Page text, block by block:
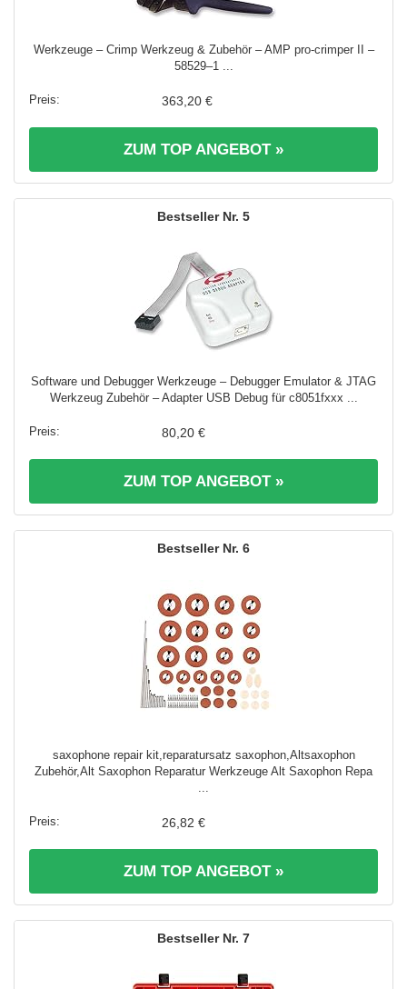
Werkzeuge – Crimp Werkzeug & Zubehör – AMP pro-crimper II –
58529–1 ...
363,20 €
ZUM TOP ANGEBOT »
5
Software und Debugger Werkzeuge – Debugger Emulator & JTAG
Werkzeug Zubehör – Adapter USB Debug für c8051fxxx ...
80,20 €
ZUM TOP ANGEBOT »
6
saxophone repair kit,reparatursatz saxophon,Altsaxophon
Zubehör,Alt Saxophon Reparatur Werkzeuge Alt Saxophon Repa
26,82 €
ZUM TOP ANGEBOT »
7